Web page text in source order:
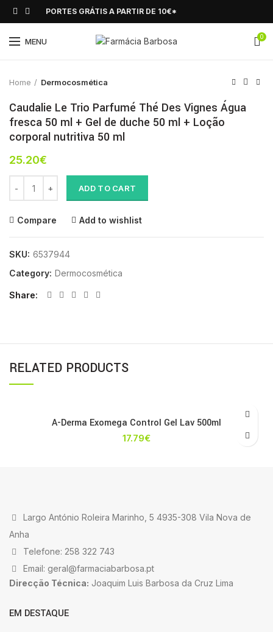
PORTES GRÁTIS A PARTIR DE 10€*
MENU 0
Click to enlarge
Home Dermocosmética
Caudalie Le Trio Parfumé Thé Des Vignes Água
fresca 50 ml + Gel de duche 50 ml + Loção
corporal nutritiva 50 ml
25.20€
ADD TO CART
Compare Add to wishlist
SKU: 6537944
Category: Dermocosmética
Share
RELATED PRODUCTS
A-Derma Exomega Control Gel Lav 500ml
17.79€
Largo António Roleira Marinho, 5 4935-308 Vila Nova de
Anha
Telefone: 258 322 743
Email: geral@farmaciabarbosa.pt
Direcção Técnica: Joaquim Luis Barbosa da Cruz Lima
EM DESTAQUE